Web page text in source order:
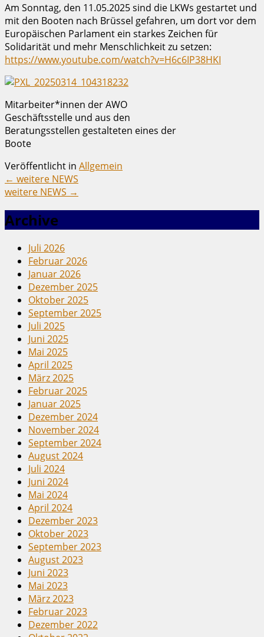
Am Sonntag, den 11.05.2025 sind die LKWs gestartet und
mit den Booten nach Brüssel gefahren, um dort vor dem
Europäischen Parlament ein starkes Zeichen für
Solidarität und mehr Menschlichkeit zu setzen:
https://www.youtube.com/watch?v=H6c6IP38HKI
Mitarbeiter*innen der AWO
Geschäftsstelle und aus den
Beratungsstellen gestalteten eines der
Boote
Veröffentlicht in Allgemein
← weitere NEWS
weitere NEWS →
Archive
Juli 2026
Februar 2026
Januar 2026
Dezember 2025
Oktober 2025
September 2025
Juli 2025
Juni 2025
Mai 2025
April 2025
März 2025
Februar 2025
Januar 2025
Dezember 2024
November 2024
September 2024
August 2024
Juli 2024
Juni 2024
Mai 2024
April 2024
Dezember 2023
Oktober 2023
September 2023
August 2023
Juni 2023
Mai 2023
März 2023
Februar 2023
Dezember 2022